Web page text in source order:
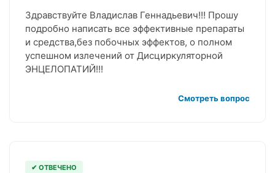
Здравствуйте Владислав Геннадьевич!!! Прошу
подробно написать все эффективные препараты
и средства,без побочных эффектов, о полном
успешном излечений от Дисциркуляторной
ЭНЦЕЛОПАТИЙ!!!
Смотреть вопрос
✔ ОТВЕЧЕНО